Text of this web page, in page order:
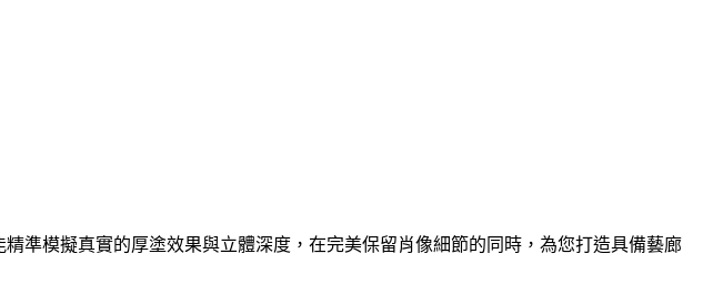
準模擬真實的厚塗效果與立體深度，在完美保留肖像細節的同時，為您打造具備藝廊